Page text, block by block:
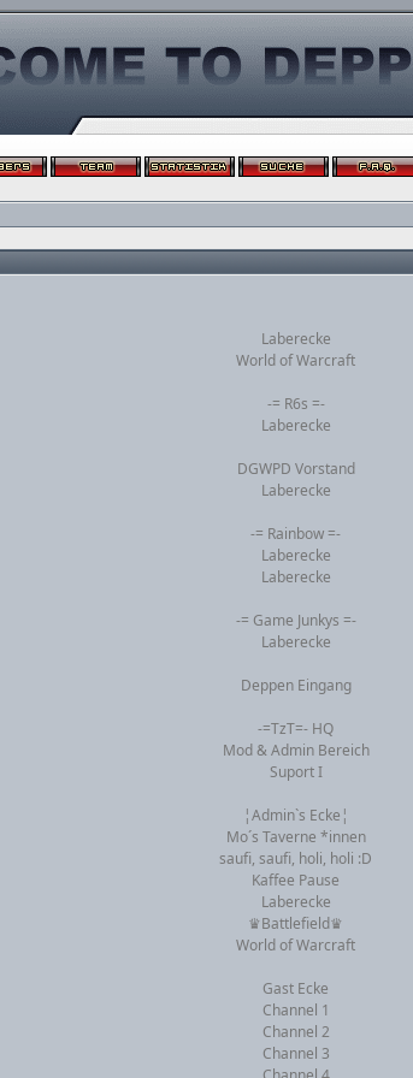
Laberecke
World of Warcraft
-= R6s =-
Laberecke
DGWPD Vorstand
Laberecke
-= Rainbow =-
Laberecke
Laberecke
-= Game Junkys =-
Laberecke
Deppen Eingang
-=TzT=- HQ
Mod & Admin Bereich
Suport I
¦Admin`s Ecke¦
Mo´s Taverne *innen
saufi, saufi, holi, holi :D
Kaffee Pause
Laberecke
♛Battlefield♛
World of Warcraft
Gast Ecke
Channel 1
Channel 2
Channel 3